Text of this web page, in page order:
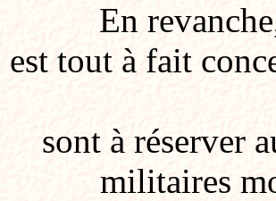
En
est tout à fait
sont à réserver
militaires